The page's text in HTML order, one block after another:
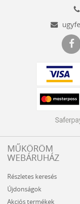
MŰKÖRÖM
WEBÁRUHÁZ
Részletes keresés
Újdonságok
Akciós termékek